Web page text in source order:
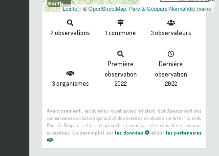
Leaflet| ©OpenStreetMap, Parc & Géoparc Normandie-maine
2observations 1 commune 3observateurs
3organismes
Première
observation
2022
Dernière
observation
2022
Avertissement :les données visualisables reflètent l'état d'avancement des
connaissances et/ou la disponibilité des données existantes sur le territoire du
Parc & Géoparc : elles ne peuvent en aucun cas être considérées comme
exhaustives. En savoir plus sur les données et surles partenaires